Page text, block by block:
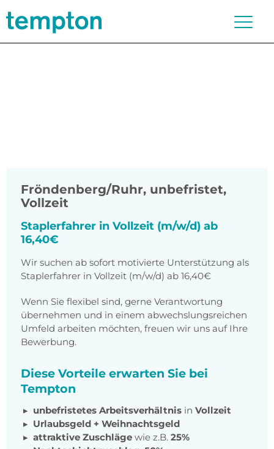
Fröndenberg/Ruhr, unbefristet,
Vollzeit
Staplerfahrer in Vollzeit (m/w/d) ab
16,40€
Wir suchen ab sofort motivierte Unterstützung als
Staplerfahrer in Vollzeit (m/w/d) ab 16,40€
Wenn Sie flexibel sind, gerne Verantwortung
übernehmen und in einem abwechslungsreichen
Umfeld arbeiten möchten, freuen wir uns auf Ihre
Bewerbung.
Diese Vorteile erwarten Sie bei
Tempton
unbefristetes Arbeitsverhältnis in Vollzeit
Urlaubsgeld + Weihnachtsgeld
attraktive Zuschläge wie z.B. 25%